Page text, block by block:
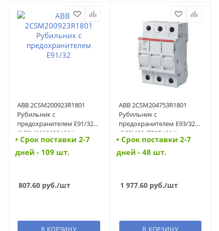
ABB 2CSM200923R1801
Рубильник с
предохранителем E91/32
(2CSM200923R1801)
• Cрок поставки 2-7
дней - 109 шт.
807.60 руб./шт
ABB 2CSM204753R1801
Рубильник с
предохранителем E93/32
(2CSM204753R1801)
• Cрок поставки 2-7
дней - 48 шт.
1 977.60руб./шт